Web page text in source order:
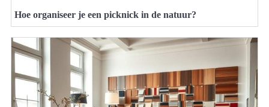
Hoe organiseer je een picknick in de natuur?